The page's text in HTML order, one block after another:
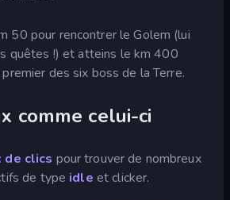
50 pour rencontrer le Golem (lui
quêtes !) et atteins le km 400
des six boss de la Terre.
comme celui-ci
de clics pour trouver de nombreux
de type idle et clicker.